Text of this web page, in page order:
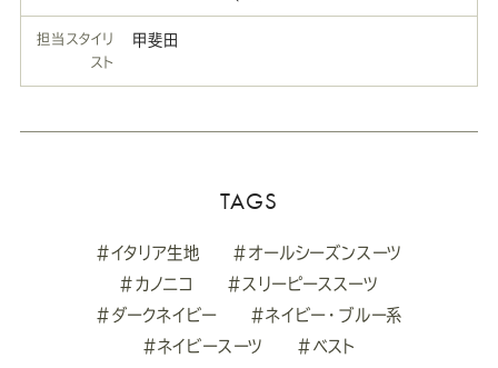
担当スタイリ
スト
甲斐田
TAGS
#イタリア生地
#オールシーズンスーツ
#カノニコ
#スリーピーススーツ
#ダークネイビー
#ネイビー・ブルー系
#ネイビースーツ
#ベスト